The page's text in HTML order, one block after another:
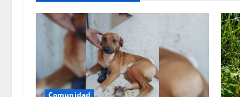
Comunidad